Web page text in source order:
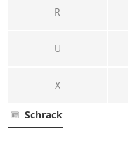
R
U
X
Schrack